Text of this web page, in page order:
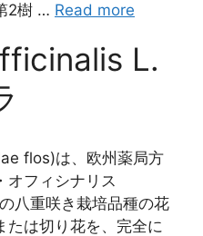
2樹 … Read more
L.
flos)は、欧州薬局方
オフィシナリス
八重咲き栽培品種の花
たは切り花を、完全に